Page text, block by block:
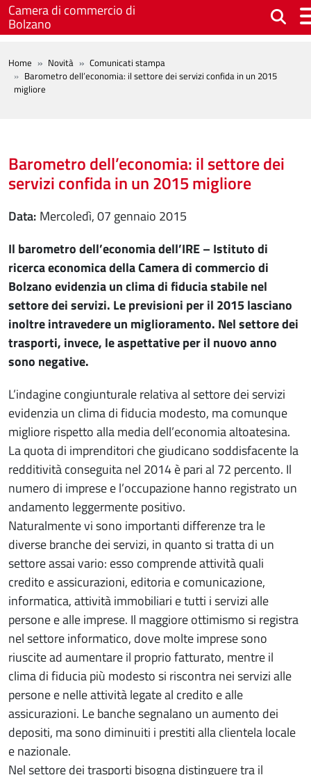
Salta al contenuto principale
Camera di commercio di
Bolzano
BREADCRUMB
Home Novità
Comunicati stampa
Barometro dell’economia: il settore dei servizi confida in un 2015
migliore
Barometro dell’economia: il settore dei
servizi confida in un 2015 migliore
Data
mercoledì, 07 gennaio 2015
Il barometro dell’economia dell’IRE – Istituto di
ricerca economica della Camera di commercio di
Bolzano evidenzia un clima di fiducia stabile nel
settore dei servizi. Le previsioni per il 2015 lasciano
inoltre intravedere un miglioramento. Nel settore dei
trasporti, invece, le aspettative per il nuovo anno
sono negative.
L’indagine congiunturale relativa al settore dei servizi
evidenzia un clima di fiducia modesto, ma comunque
migliore rispetto alla media dell’economia altoatesina.
La quota di imprenditori che giudicano soddisfacente la
redditività conseguita nel 2014 è pari al 72 percento. Il
numero di imprese e l’occupazione hanno registrato un
andamento leggermente positivo.
Naturalmente vi sono importanti differenze tra le
diverse branche dei servizi, in quanto si tratta di un
settore assai vario: esso comprende attività quali
credito e assicurazioni, editoria e comunicazione,
informatica, attività immobiliari e tutti i servizi alle
persone e alle imprese. Il maggiore ottimismo si registra
nel settore informatico, dove molte imprese sono
riuscite ad aumentare il proprio fatturato, mentre il
clima di fiducia più modesto si riscontra nei servizi alle
persone e nelle attività legate al credito e alle
assicurazioni. Le banche segnalano un aumento dei
depositi, ma sono diminuiti i prestiti alla clientela locale
e nazionale.
Nel settore dei trasporti bisogna distinguere tra il